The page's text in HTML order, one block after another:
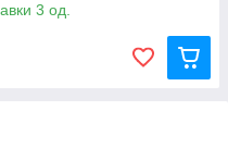
3 од.